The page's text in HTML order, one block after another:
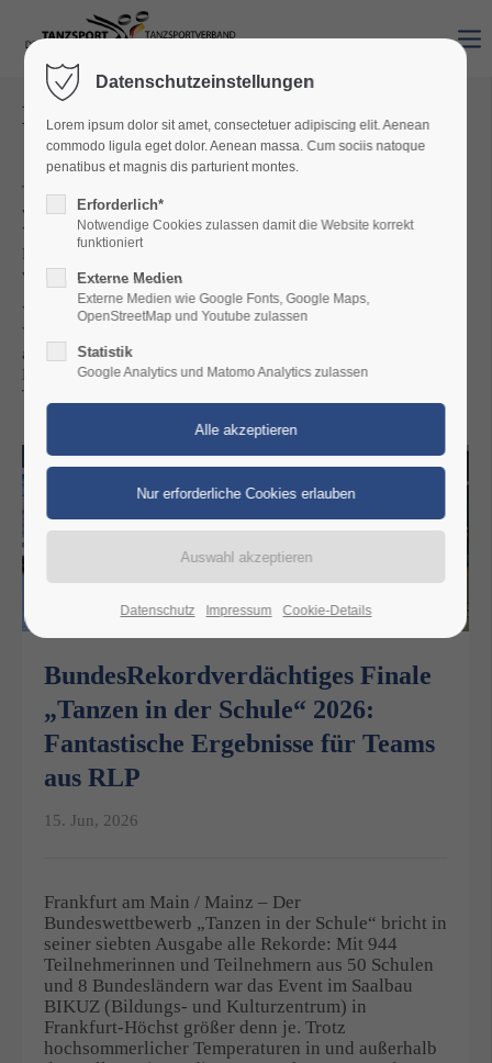
Kinder- und Jugendsport im TRP
Tanzen begeistert und eröffnet Kindern und Jugendlichen einen
vielseitigen Zugang zu Bewegung, Musik und Kreativität. Die
Vielfalt der Tanzarten schafft Räume, in denen sie ihre
Persönlichkeit entfalten, Gemeinschaft erleben und Ziele
verfolgen können.
Vom spielerischen Einstieg im Breiten‑ und Freizeitsport im
Verein bis hin zu leistungsorientierten Angeboten für
ambitionierte junge Tänzerinnen und Tänzer begleitet das
Ressort Jugend Kinder und Jugendliche auf ihrem individuellen
Tanzweg und macht Tanzsport in all seinen Facetten erlebbar.
BundesRekordverdächtiges Finale
„Tanzen in der Schule“ 2026:
Fantastische Ergebnisse für Teams
aus RLP
15. Jun, 2026
Frankfurt am Main / Mainz – Der
Bundeswettbewerb „Tanzen in der Schule“ bricht in
seiner siebten Ausgabe alle Rekorde: Mit 944
Teilnehmerinnen und Teilnehmern aus 50 Schulen
und 8 Bundesländern war das Event im Saalbau
BIKUZ (Bildungs- und Kulturzentrum) in
Frankfurt-Höchst größer denn je. Trotz
hochsommerlicher Temperaturen in und außerhalb
Datenschutzeinstellungen
Lorem ipsum dolor sit amet, consectetuer adipiscing elit. Aenean
commodo ligula eget dolor. Aenean massa. Cum sociis natoque
penatibus et magnis dis parturient montes.
Erforderlich*
Notwendige Cookies zulassen damit die Website korrekt
funktioniert
Externe Medien
Externe Medien wie Google Fonts, Google Maps,
OpenStreetMap und Youtube zulassen
Statistik
Google Analytics und Matomo Analytics zulassen
Datenschutz Impressum Cookie-Details